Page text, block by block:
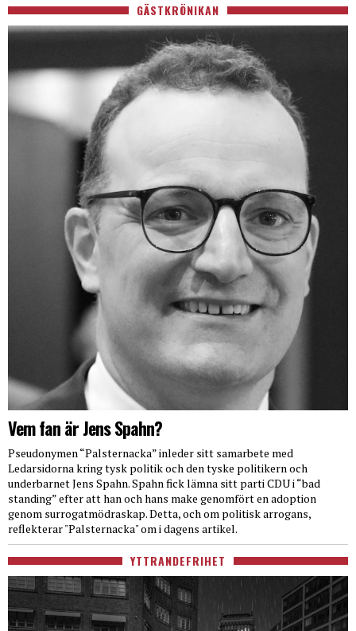
GÄSTKRÖNIKAN
Vem fan är Jens Spahn?
Pseudonymen “Palsternacka” inleder sitt samarbete med
Ledarsidorna kring tysk politik och den tyske politikern och
underbarnet Jens Spahn. Spahn fick lämna sitt parti CDU i “bad
standing” efter att han och hans make genomfört en adoption
genom surrogatmödraskap. Detta, och om politisk arrogans,
reflekterar "Palsternacka" om i dagens artikel.
YTTRANDEFRIHET